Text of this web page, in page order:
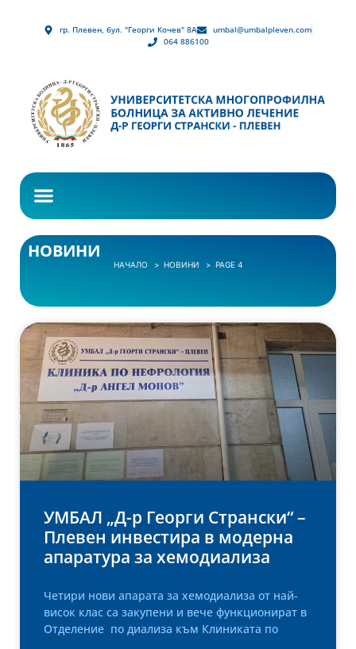
гр. Плевен, бул. "Георги Кочев" 8А
umbal@umbalpleven.com
064 886100
НОВИНИ
НАЧАЛО НОВИНИ PAGE 4
УМБАЛ „Д-р Георги Странски“ –
Плевен инвестира в модерна
апаратура за хемодиализа
Четири нови апарата за хемодиализа от най-
висок клас са закупени и вече функционират в
Отделение по диализа към Клиниката по